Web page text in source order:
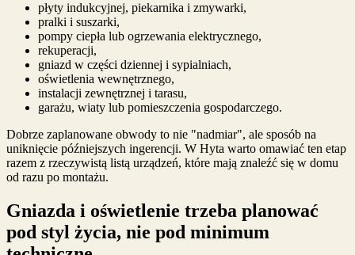
płyty indukcyjnej, piekarnika i zmywarki,
pralki i suszarki,
pompy ciepła lub ogrzewania elektrycznego,
rekuperacji,
gniazd w części dziennej i sypialniach,
oświetlenia wewnętrznego,
instalacji zewnętrznej i tarasu,
garażu, wiaty lub pomieszczenia gospodarczego.
Dobrze zaplanowane obwody to nie "nadmiar", ale sposób na
uniknięcie późniejszych ingerencji. W Hyta warto omawiać ten etap
razem z rzeczywistą listą urządzeń, które mają znaleźć się w domu
od razu po montażu.
Gniazda i oświetlenie trzeba planować
pod styl życia, nie pod minimum